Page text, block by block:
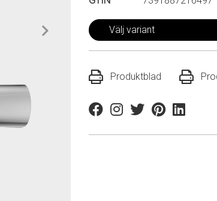
Välj variant
Produktblad
FacebookInstagram
TwitterPinterestLinkedin